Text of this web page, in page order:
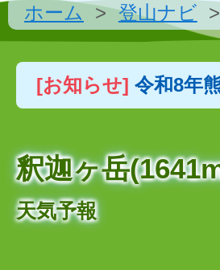
ホーム 登山ナビ
[お知らせ] 令和8年
釈迦ヶ岳
天気予報